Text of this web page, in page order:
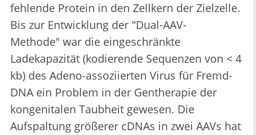
fehlende Protein in den Zellkern der Zielzelle.
Bis zur Entwicklung der "Dual-AAV-
Methode" war die eingeschränkte
Ladekapazität (kodierende Sequenzen von < 4
kb) des Adeno-assoziierten Virus für Fremd-
DNA ein Problem in der Gentherapie der
kongenitalen Taubheit gewesen. Die
Aufspaltung größerer cDNAs in zwei AAVs hat